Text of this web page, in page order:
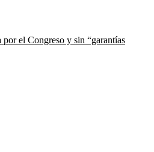
el Congreso y sin “garantías